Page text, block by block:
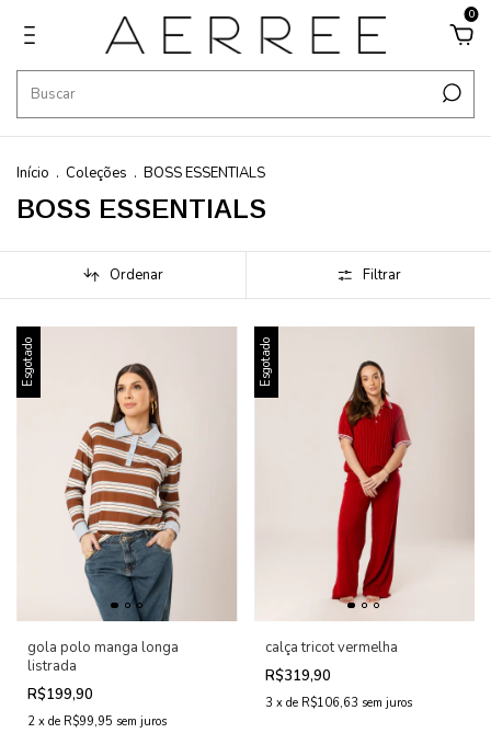
0
Início . Coleções . BOSS ESSENTIALS
BOSS ESSENTIALS
Ordenar Filtrar
Esgotado
gola polo manga longa
listrada
R$199,90
2 x de R$99,95 sem juros
Esgotado
calça tricot vermelha
R$319,90
3 x de R$106,63 sem juros